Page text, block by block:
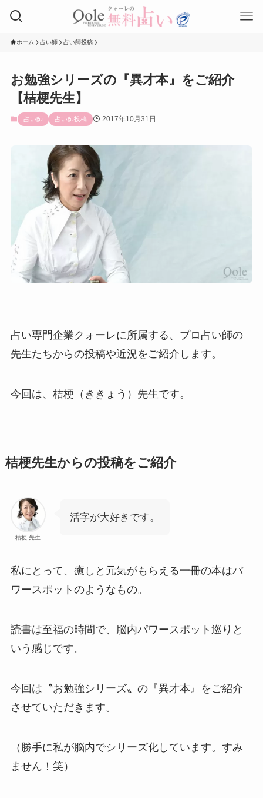
ホーム 占い師 占い師投稿
お勉強シリーズの『異才本』をご紹介
【桔梗先生】
占い師 占い師投稿 2017年10月31日
占い専門企業クォーレに所属する、プロ占い師の
先生たちからの投稿や近況をご紹介します。
今回は、桔梗（ききょう）先生です。
桔梗先生からの投稿をご紹介
桔梗 先生
活字が大好きです。
私にとって、癒しと元気がもらえる一冊の本はパ
ワースポットのようなもの。
読書は至福の時間で、脳内パワースポット巡りと
いう感じです。
今回は〝お勉強シリーズ〟の『異才本』をご紹介
させていただきます。
（勝手に私が脳内でシリーズ化しています。すみ
ません！笑）